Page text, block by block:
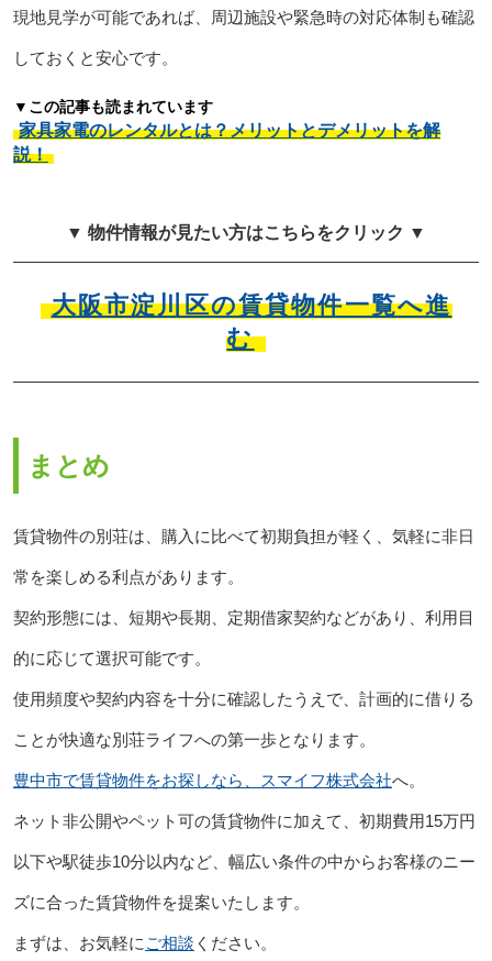
現地見学が可能であれば、周辺施設や緊急時の対応体制も確認
しておくと安心です。
▼この記事も読まれています
家具家電のレンタルとは？メリットとデメリットを解
説！
▼ 物件情報が見たい方はこちらをクリック ▼
大阪市淀川区の賃貸物件一覧へ進
む
まとめ
賃貸物件の別荘は、購入に比べて初期負担が軽く、気軽に非日
常を楽しめる利点があります。
契約形態には、短期や長期、定期借家契約などがあり、利用目
的に応じて選択可能です。
使用頻度や契約内容を十分に確認したうえで、計画的に借りる
ことが快適な別荘ライフへの第一歩となります。
豊中市で賃貸物件をお探しなら、スマイフ株式会社へ。
ネット非公開やペット可の賃貸物件に加えて、初期費用15万円
以下や駅徒歩10分以内など、幅広い条件の中からお客様のニー
ズに合った賃貸物件を提案いたします。
まずは、お気軽にご相談 ください。